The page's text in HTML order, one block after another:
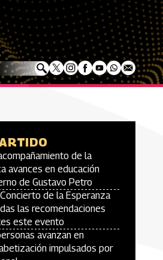
de la
avances en educación
de Gustavo Petro
de la Esperanza
las recomendaciones
este evento
avanzan en
impulsados por